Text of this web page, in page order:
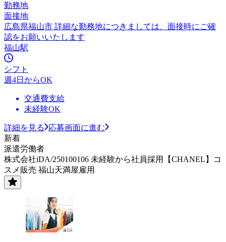
勤務地
面接地
広島県福山市 詳細な勤務地につきましては、面接時にご確
認をお願いいたします
福山駅
シフト
週4日からOK
交通費支給
未経験OK
詳細を見る
応募画面に進む
新着
派遣労働者
株式会社iDA/250100106 未経験から社員採用【CHANEL】コ
スメ販売 福山天満屋雇用